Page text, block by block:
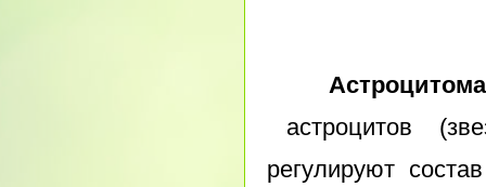
Астроцитома
астроцитов
регулируют